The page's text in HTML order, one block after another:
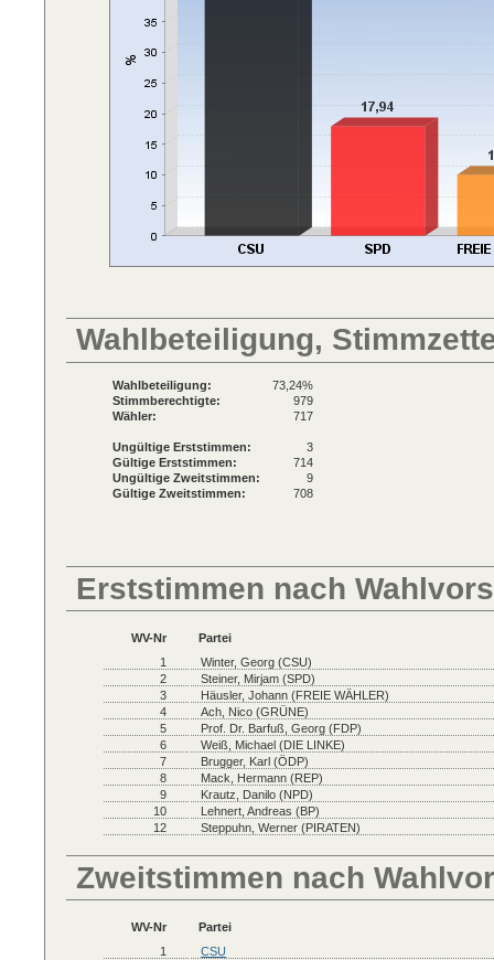
Wahlbeteiligung,
Wahlbeteiligung:
73,24%
Stimmberechtigte:
979
Wähler:
717
Ungültige Erststimmen:
3
Gültige Erststimmen:
714
Ungültige Zweitstimmen:
9
Gültige Zweitstimmen:
708
Erststimmen nach
WV-Nr
Partei
1
Winter, Georg (CSU)
2
Steiner, Mirjam (SPD)
3
Häusler, Johann (FREIE WÄHLER)
4
Ach, Nico (GRÜNE)
5
Prof. Dr. Barfuß, Georg (FDP)
6
Weiß, Michael (DIE LINKE)
7
Brugger, Karl (ÖDP)
8
Mack, Hermann (REP)
9
Krautz, Danilo (NPD)
10
Lehnert, Andreas (BP)
12
Steppuhn, Werner (PIRATEN)
Zweitstimmen nach
WV-Nr
Partei
1
CSU